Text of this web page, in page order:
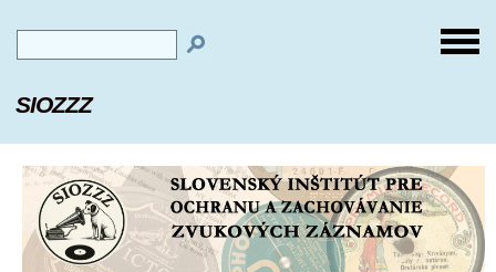
SIOZZZ